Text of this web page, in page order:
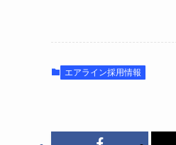
エアライン採用情報